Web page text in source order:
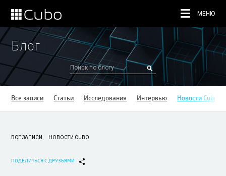
МЕНЮ
Блог
Все записи Статьи Исследования Интервью Новости Cubo
ВСЕ ЗАПИСИ НОВОСТИ CUBO
ПОДЕЛИТЬСЯ С ДРУЗЬЯМИ